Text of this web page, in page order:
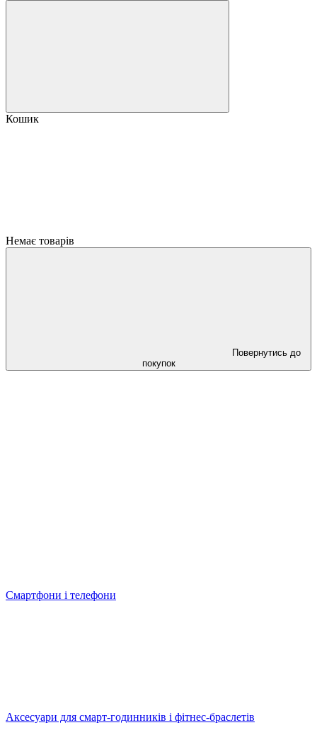
Кошик
Немає товарів
Повернутись до
покупок
Смартфони і телефони
Аксесуари для смарт-годинників і фітнес-браслетів